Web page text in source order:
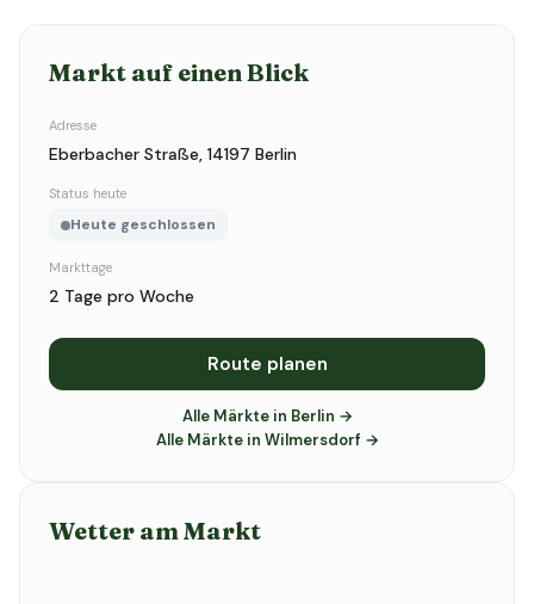
Markt auf einen Blick
Adresse
Eberbacher Straße, 14197 Berlin
Status heute
Heute geschlossen
Markttage
2 Tage pro Woche
Route planen
Alle Märkte in Berlin →
Alle Märkte in Wilmersdorf →
Wetter am Markt